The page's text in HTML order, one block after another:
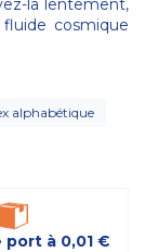
la lentement,
cosmique
alphabétique
port à 0,01 €